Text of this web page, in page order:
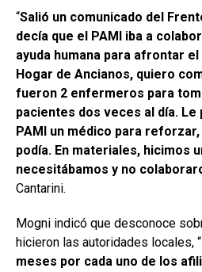
“Salió un comunicado del
decía que el PAMI iba a
ayuda humana para afrontar
Hogar de Ancianos, quiero
fueron 2 enfermeros para
pacientes dos veces al día. Le
PAMI un médico para
podía. En materiales, hicimos
necesitábamos y no
Cantarini.
Mogni indicó que desconoce
hicieron las autoridades locales, “
meses por cada uno de los